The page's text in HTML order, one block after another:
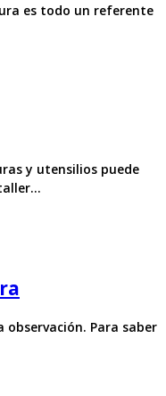
es todo un referente
y utensilios puede
observación. Para saber